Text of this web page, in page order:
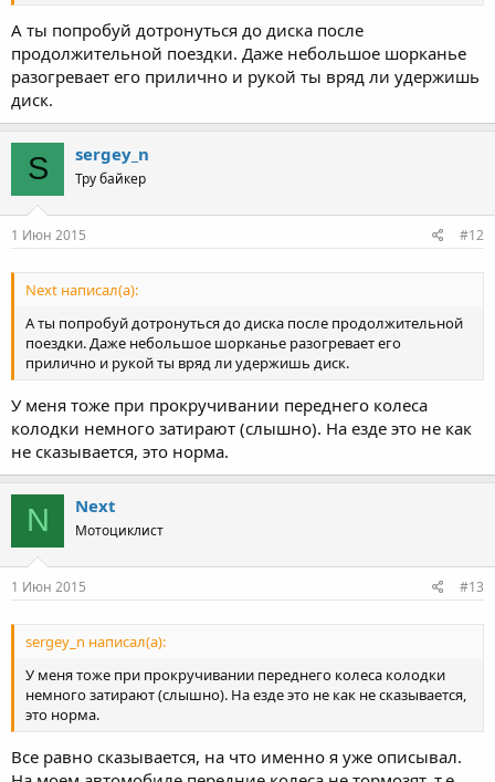
А ты попробуй дотронуться до диска после
продолжительной поездки. Даже небольшое шорканье
разогревает его прилично и рукой ты вряд ли удержишь
диск.
S sergey_n
Тру байкер
1 Июн 2015 #12
Next написал(а):
А ты попробуй дотронуться до диска после продолжительной
поездки. Даже небольшое шорканье разогревает его
прилично и рукой ты вряд ли удержишь диск.
У меня тоже при прокручивании переднего колеса
колодки немного затирают (слышно). На езде это не как
не сказывается, это норма.
N Next
Мотоциклист
1 Июн 2015 #13
sergey_n написал(а):
У меня тоже при прокручивании переднего колеса колодки
немного затирают (слышно). На езде это не как не сказывается,
это норма.
Все равно сказывается, на что именно я уже описывал.